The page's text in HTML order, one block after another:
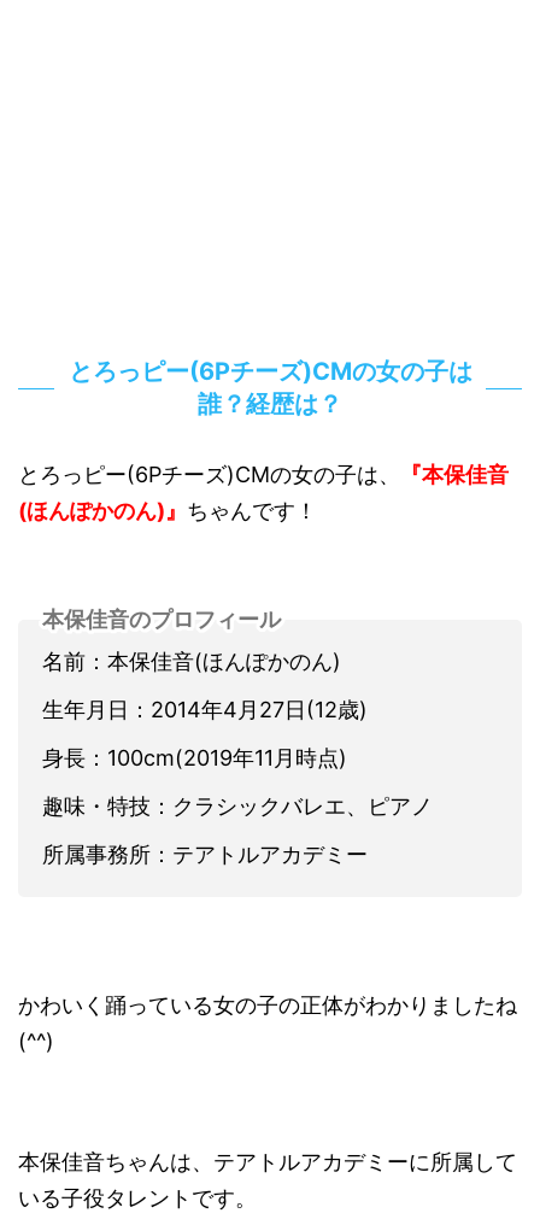
とろっピー(6Pチーズ)CMの女の子は
誰？経歴は？
とろっピー(6Pチーズ)CMの女の子は、
『本保佳音
(ほんぽかのん)』 ちゃんです！
本保佳音のプロフィール
名前：本保佳音(ほんぽかのん)
生年月日：2014年4月27日(12歳)
身長：100cm(2019年11月時点)
趣味・特技：クラシックバレエ、ピアノ
所属事務所：テアトルアカデミー
かわいく踊っている女の子の正体がわかりましたね
(^^)
本保佳音ちゃんは、テアトルアカデミーに所属して
いる子役タレントです。